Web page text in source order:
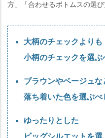
方」「合わせるボトムスの選
大柄のチェックよりも
小柄のチェックを選ぶ
ブラウンやベージュな
落ち着いた色を選ぶべ
ゆったりとした